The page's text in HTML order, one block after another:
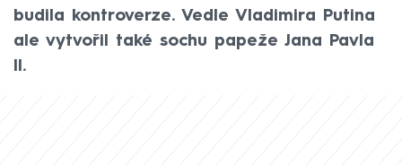
budila kontroverze. Vedle Vladimira Putina
ale vytvořil také sochu papeže Jana Pavla
II.